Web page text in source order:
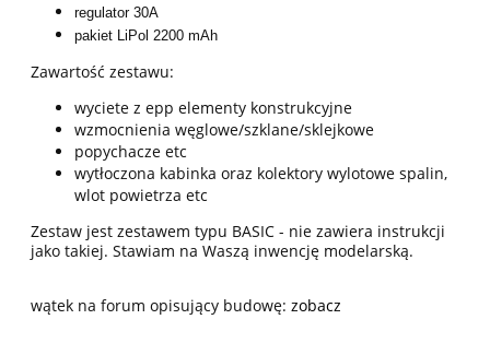
regulator 30A
pakiet LiPol 2200 mAh
Zawartość zestawu:
wyciete z epp elementy konstrukcyjne
wzmocnienia węglowe/szklane/sklejkowe
popychacze etc
wytłoczona kabinka oraz kolektory wylotowe spalin,
wlot powietrza etc
Zestaw jest zestawem typu BASIC - nie zawiera instrukcji
jako takiej. Stawiam na Waszą inwencję modelarską.
wątek na forum opisujący budowę: zobacz